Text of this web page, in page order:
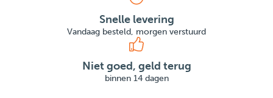
Snelle levering
Vandaag besteld, morgen verstuurd
Niet goed, geld terug
binnen 14 dagen